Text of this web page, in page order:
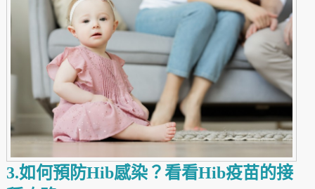
3.如何預防Hib感染？看看Hib疫苗的接